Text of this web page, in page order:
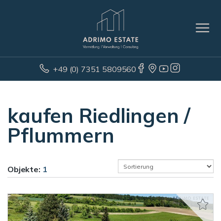
+49 (0) 7351 5809560
kaufen Riedlingen /
Pflummern
Objekte: 1